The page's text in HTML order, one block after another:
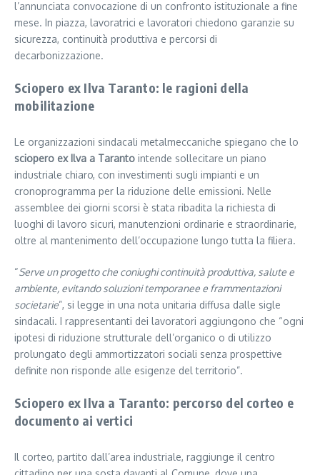
l’annunciata convocazione di un confronto istituzionale a fine
mese. In piazza, lavoratrici e lavoratori chiedono garanzie su
sicurezza, continuità produttiva e percorsi di
decarbonizzazione.
Sciopero ex Ilva Taranto: le ragioni della
mobilitazione
Le organizzazioni sindacali metalmeccaniche spiegano che lo
sciopero ex Ilva a Taranto intende sollecitare un piano
industriale chiaro, con investimenti sugli impianti e un
cronoprogramma per la riduzione delle emissioni. Nelle
assemblee dei giorni scorsi è stata ribadita la richiesta di
luoghi di lavoro sicuri, manutenzioni ordinarie e straordinarie,
oltre al mantenimento dell’occupazione lungo tutta la filiera.
“Serve un progetto che coniughi continuità produttiva, salute e
ambiente, evitando soluzioni temporanee e frammentazioni
societarie”, si legge in una nota unitaria diffusa dalle sigle
sindacali. I rappresentanti dei lavoratori aggiungono che “ogni
ipotesi di riduzione strutturale dell’organico o di utilizzo
prolungato degli ammortizzatori sociali senza prospettive
definite non risponde alle esigenze del territorio”.
Sciopero ex Ilva a Taranto: percorso del corteo e
documento ai vertici
Il corteo, partito dall’area industriale, raggiunge il centro